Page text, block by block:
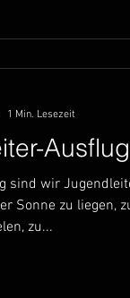
Ausflug
sind wir
Sonne zu liegen,
zu...
1 Min. Lesezeit